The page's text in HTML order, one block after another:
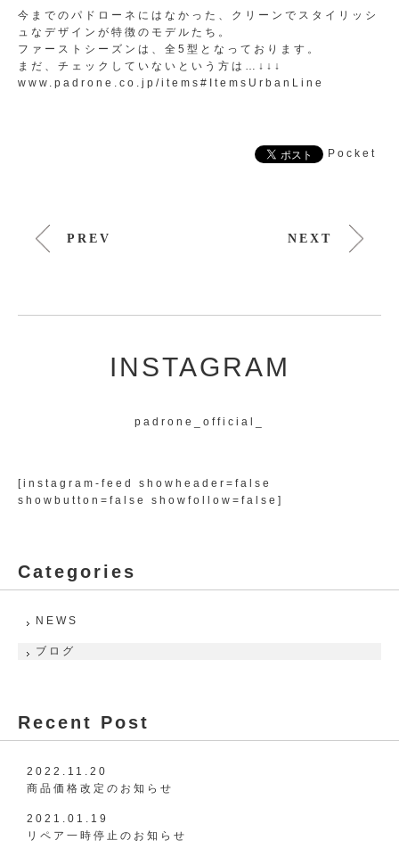
今までのパドローネにはなかった、クリーンでスタイリッシ
ュなデザインが特徴のモデルたち。
ファーストシーズンは、全5型となっております。
まだ、チェックしていないという方は…↓↓↓
www.padrone.co.jp/items#ItemsUrbanLine
Pocket
PREV NEXT
INSTAGRAM
padrone_official_
[instagram-feed showheader=false
showbutton=false showfollow=false]
Categories
NEWS
ブログ
Recent Post
2022.11.20
商品価格改定のお知らせ
2021.01.19
リペア一時停止のお知らせ